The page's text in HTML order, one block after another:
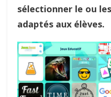
sélectionner le ou
adaptés aux élèves.